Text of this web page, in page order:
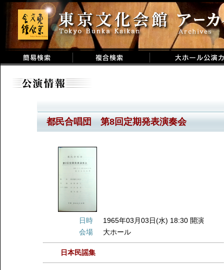
都民合唱団 第8回定期発表演奏会
日時
1965年03月03日(水) 18:30 開演
会場
大ホール
日本民謡集